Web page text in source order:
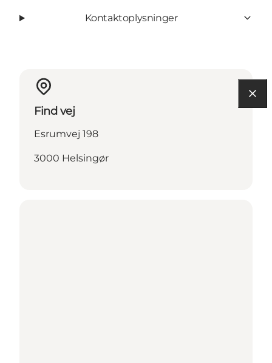
Kontaktoplysninger
Find vej
Esrumvej 198
3000 Helsingør